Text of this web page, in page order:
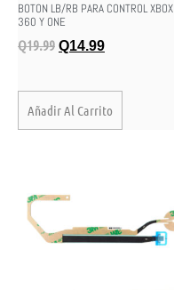
BOTON LB/RB PARA CONTROL XBOX
360 Y ONE
Q19.99 Q14.99
Añadir Al Carrito